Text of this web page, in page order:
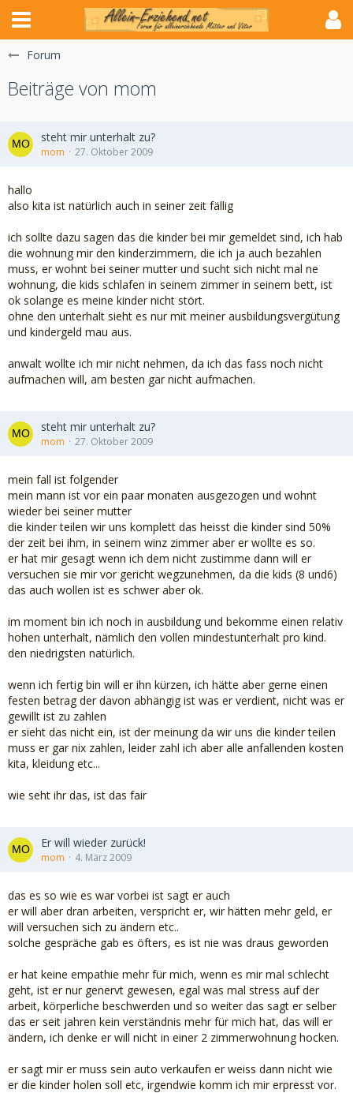
Forum
Beiträge von mom
steht mir unterhalt zu?
mom 27. Oktober 2009
hallo
also kita ist natürlich auch in seiner zeit fällig
ich sollte dazu sagen das die kinder bei mir gemeldet sind, ich hab
die wohnung mir den kinderzimmern, die ich ja auch bezahlen
muss, er wohnt bei seiner mutter und sucht sich nicht mal ne
wohnung, die kids schlafen in seinem zimmer in seinem bett, ist
ok solange es meine kinder nicht stört.
ohne den unterhalt sieht es nur mit meiner ausbildungsvergütung
und kindergeld mau aus.
anwalt wollte ich mir nicht nehmen, da ich das fass noch nicht
aufmachen will, am besten gar nicht aufmachen.
steht mir unterhalt zu?
mom 27. Oktober 2009
mein fall ist folgender
mein mann ist vor ein paar monaten ausgezogen und wohnt
wieder bei seiner mutter
die kinder teilen wir uns komplett das heisst die kinder sind 50%
der zeit bei ihm, in seinem winz zimmer aber er wollte es so.
er hat mir gesagt wenn ich dem nicht zustimme dann will er
versuchen sie mir vor gericht wegzunehmen, da die kids (8 und6)
das auch wollen ist es schwer aber ok.
im moment bin ich noch in ausbildung und bekomme einen relativ
hohen unterhalt, nämlich den vollen mindestunterhalt pro kind.
den niedrigsten natürlich.
wenn ich fertig bin will er ihn kürzen, ich hätte aber gerne einen
festen betrag der davon abhängig ist was er verdient, nicht was er
gewillt ist zu zahlen
er sieht das nicht ein, ist der meinung da wir uns die kinder teilen
muss er gar nix zahlen, leider zahl ich aber alle anfallenden kosten
kita, kleidung etc...
wie seht ihr das, ist das fair
Er will wieder zurück!
mom 4. März 2009
das es so wie es war vorbei ist sagt er auch
er will aber dran arbeiten, verspricht er, wir hätten mehr geld, er
will versuchen sich zu ändern etc..
solche gespräche gab es öfters, es ist nie was draus geworden
er hat keine empathie mehr für mich, wenn es mir mal schlecht
geht, ist er nur genervt gewesen, egal was mal stress auf der
arbeit, körperliche beschwerden und so weiter das sagt er selber
das er seit jahren kein verständnis mehr für mich hat, das will er
ändern, ich denke er will nicht in einer 2 zimmerwohnung hocken.
er sagt mir er muss sein auto verkaufen er weiss dann nicht wie
er die kinder holen soll etc, irgendwie komm ich mir erpresst vor.